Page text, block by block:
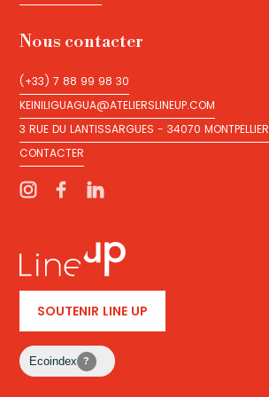
SOUTENIR LINE UP
Ecoindex ?
Nous contacter
(+33) 7 88 99 98 30
(+33) 7 88 99 98 30
KEINILIGUAGUA@ATELIERSLINEUP.COM
KEINILIGUAGUA@ATELIERSLINEUP.COM
3 RUE DU LANTISSARGUES - 34070 MONTPELLIER
3 RUE DU LANTISSARGUES - 34070 MONTPELLIER
CONTACTER